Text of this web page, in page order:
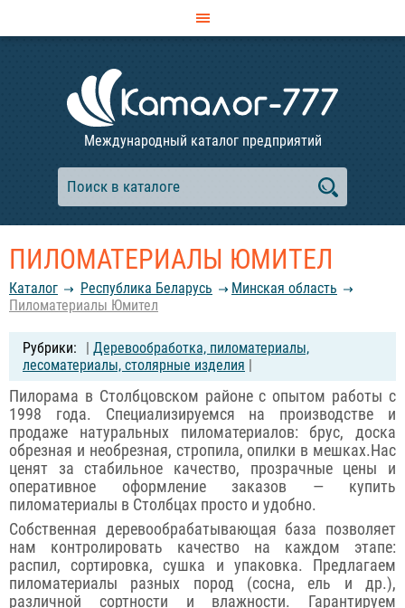
Международный каталог предприятий
ПИЛОМАТЕРИАЛЫ ЮМИТЕЛ
Каталог Республика Беларусь
Минская область
Пиломатериалы Юмител
| Деревообработка, пиломатериалы,
лесоматериалы, столярные изделия |
Пилорама в Столбцовском районе с опытом работы с
1998 года. Специализируемся на производстве и
продаже натуральных пиломатериалов: брус, доска
обрезная и необрезная, стропила, опилки в мешках.Нас
ценят за стабильное качество, прозрачные цены и
оперативное оформление заказов — купить
пиломатериалы в Столбцах просто и удобно.
Собственная деревообрабатывающая база позволяет
нам контролировать качество на каждом этапе:
распил, сортировка, сушка и упаковка. Предлагаем
пиломатериалы разных пород (сосна, ель и др.),
различной сортности и влажности. Гарантируем